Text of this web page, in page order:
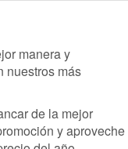
manera y
nuestros más
de la mejor
y aproveche